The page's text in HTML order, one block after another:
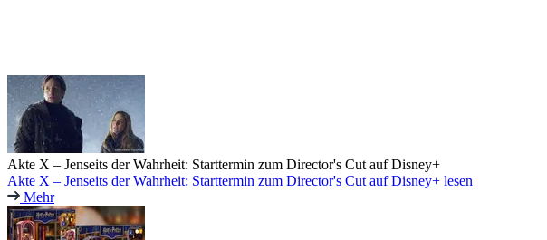
Akte X – Jenseits der Wahrheit: Starttermin zum Director's Cut auf Disney+
Akte X – Jenseits der Wahrheit: Starttermin zum Director's Cut auf Disney+ lesen
Mehr